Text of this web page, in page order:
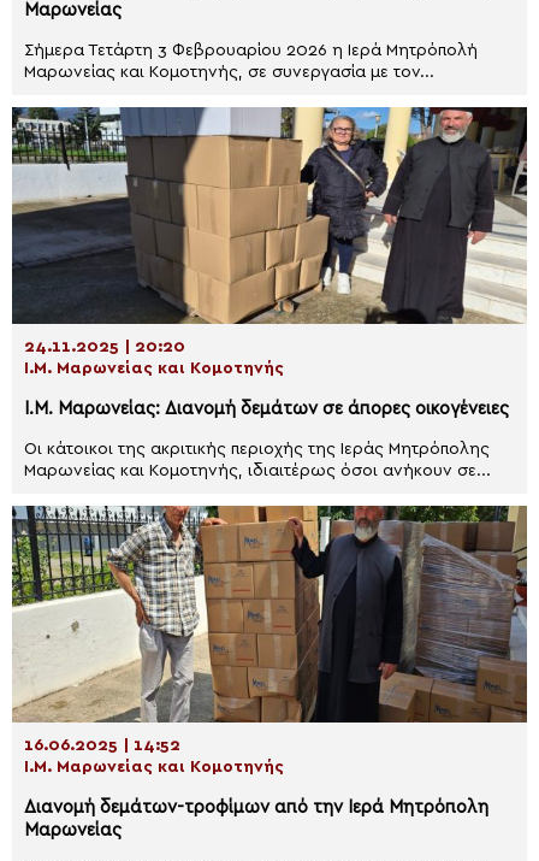
Μαρωνείας
Σήμερα Τετάρτη 3 Φεβρουαρίου 2026 η Ιερά Μητρόπολή
Μαρωνείας και Κομοτηνής, σε συνεργασία με τον...
24.11.2025 | 20:20
Ι.Μ. Μαρωνείας και Κομοτηνής
Ι.Μ. Μαρωνείας: Διανομή δεμάτων σε άπορες οικογένειες
Οι κάτοικοι της ακριτικής περιοχής της Ιεράς Μητρόπολης
Μαρωνείας και Κομοτηνής, ιδιαιτέρως όσοι ανήκουν σε...
16.06.2025 | 14:52
Ι.Μ. Μαρωνείας και Κομοτηνής
Διανομή δεμάτων-τροφίμων από την Ιερά Μητρόπολη
Μαρωνείας